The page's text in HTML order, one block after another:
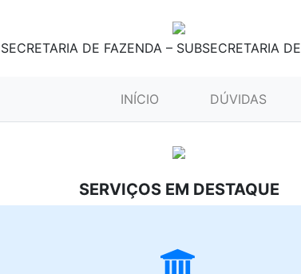
SECRETARIA DE FAZENDA – SUBSECRETARIA
INÍCIO (CURRENT)DÚVIDAS
SERVIÇOS EM DESTAQUE